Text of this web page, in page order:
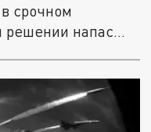
срочном
напасть